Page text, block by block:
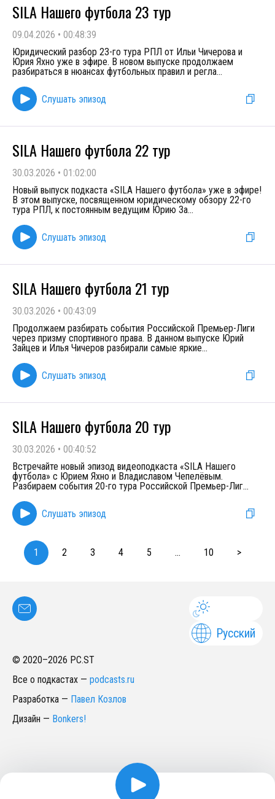
SILA Нашего футбола 23 тур
09.04.2026 • 00:48:39
Юридический разбор 23-го тура РПЛ от Ильи Чичерова и
Юрия Яхно уже в эфире. В новом выпуске продолжаем
разбираться в нюансах футбольных правил и регла...
Слушать эпизод
SILA Нашего футбола 22 тур
30.03.2026 • 01:02:00
Новый выпуск подкаста «SILA Нашего футбола» уже в эфире!
В этом выпуске, посвященном юридическому обзору 22-го
тура РПЛ, к постоянным ведущим Юрию За...
Слушать эпизод
SILA Нашего футбола 21 тур
30.03.2026 • 00:43:09
Продолжаем разбирать события Российской Премьер-Лиги
через призму спортивного права. В данном выпуске Юрий
Зайцев и Илья Чичеров разбирали самые яркие...
Слушать эпизод
SILA Нашего футбола 20 тур
30.03.2026 • 00:40:52
Встречайте новый эпизод видеоподкаста «SILA Нашего
футбола» с Юрием Яхно и Владиславом Чепелёвым.
Разбираем события 20-го тура Российской Премьер-Лиг...
Слушать эпизод
1 2 3 4 5 ... 10 >
Русский
© 2020–2026 PC.ST
Все о подкастах — podcasts.ru
Разработка — Павел Козлов
Дизайн — Bonkers!